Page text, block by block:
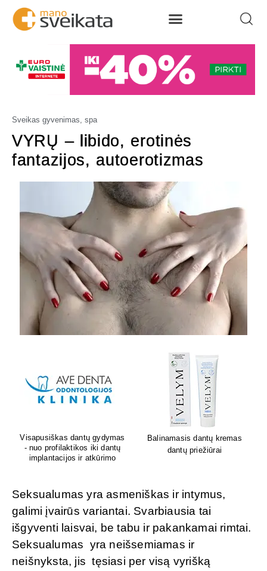
Sveikas gyvenimas, spa
VYRŲ – libido, erotinės
fantazijos, autoerotizmas
Sėdėk geriau. Jauskis geriau
Lion's mane grybų papildai
smegenų veiklai
Seksualumas yra asmeniškas ir intymus,
galimi įvairūs variantai. Svarbiausia tai
išgyventi laisvai, be tabu ir pakankamai rimtai.
Seksualumas yra neišsemiamas ir
neišnyksta, jis tęsiasi per visą vyrišką